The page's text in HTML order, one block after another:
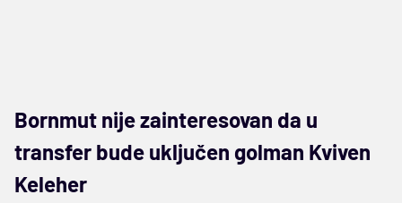
Bornmut nije zainteresovan da u
transfer bude uključen golman Kviven
Keleher